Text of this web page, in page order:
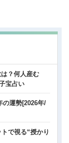
？何人産む
宝占い
の運勢[2026年/
で視る“授かり